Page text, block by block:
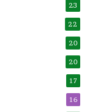
23
22
20
20
17
16